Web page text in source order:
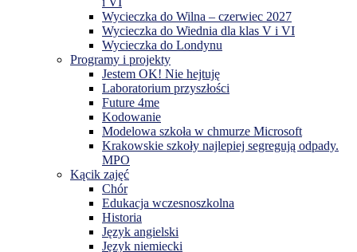
Wycieczka do Wilna – czerwiec 2027
Wycieczka do Wiednia dla klas V i VI
Wycieczka do Londynu
Programy i projekty
Jestem OK! Nie hejtuję
Laboratorium przyszłości
Future 4me
Kodowanie
Modelowa szkoła w chmurze Microsoft
Krakowskie szkoły najlepiej segregują odpady.
MPO
Kącik zajęć
Chór
Edukacja wczesnoszkolna
Historia
Język angielski
Język niemiecki